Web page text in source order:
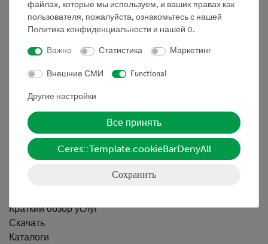
Информация
Контактное лицо
Условия сотрудничества
Декларация о конфиденциальности
Вводные данные
Обслуживание
Краткий обзор услуг
Скачать
Каталоги
файлах, которые мы используем, и ваших правах как
пользователя, пожалуйста, ознакомьтесь с нашей
Политика конфиденциальности и нашей 0.
Важно Статистика Маркетинг
Внешние СМИ Functional
Другие настройки
Все принять
Ceres::Template.cookieBarDenyAll
Сохранить